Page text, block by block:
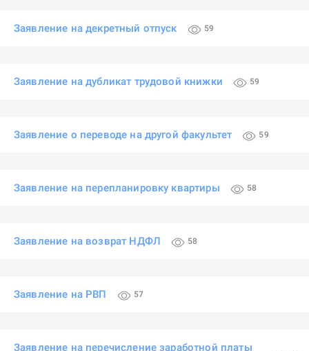
Заявление на декретный отпуск 59
Заявление на дубликат трудовой книжки 59
Заявление о переводе на другой факультет 59
Заявление на перепланировку квартиры 58
Заявление на возврат НДФЛ 58
Заявление на РВП 57
Заявление на перечисление заработной платы